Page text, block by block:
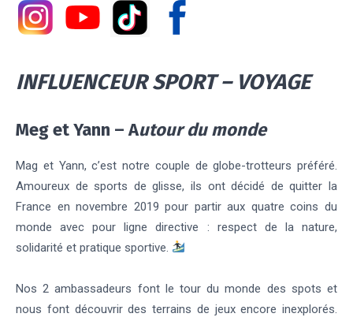
INFLUENCEUR SPORT – VOYAGE
Meg et Yann – Autour du monde
Mag et Yann, c’est notre couple de globe-trotteurs préféré.
Amoureux de sports de glisse, ils ont décidé de quitter la
France en novembre 2019 pour partir aux quatre coins du
monde avec pour ligne directive : respect de la nature,
solidarité et pratique sportive.
Nos 2 ambassadeurs font le tour du monde des spots et
nous font découvrir des terrains de jeux encore inexplorés.